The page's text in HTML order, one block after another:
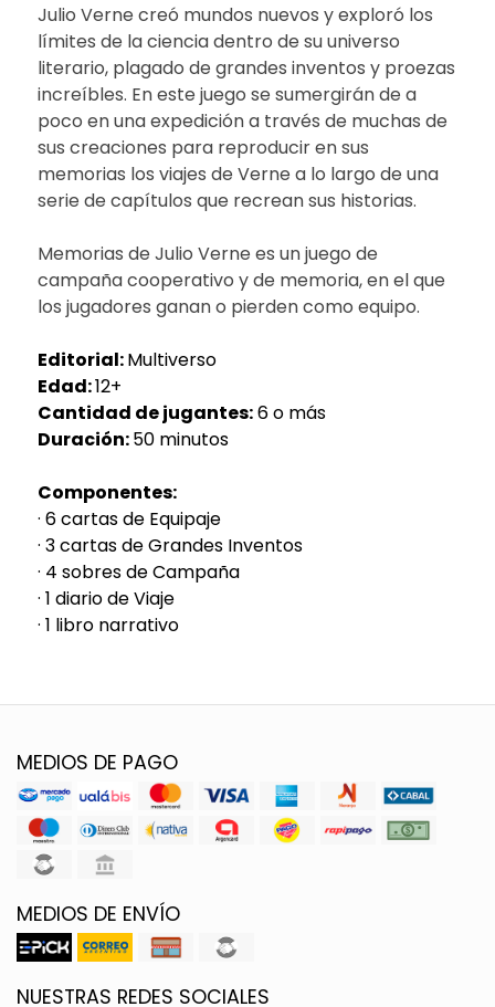
Julio Verne creó mundos nuevos y exploró los
límites de la ciencia dentro de su universo
literario, plagado de grandes inventos y proezas
increíbles. En este juego se sumergirán de a
poco en una expedición a través de muchas de
sus creaciones para reproducir en sus
memorias los viajes de Verne a lo largo de una
serie de capítulos que recrean sus historias.
Memorias de Julio Verne es un juego de
campaña cooperativo y de memoria, en el que
los jugadores ganan o pierden como equipo.
Editorial:Multiverso
Edad:12+
Cantidad de jugantes:6 o más
Duración:50 minutos
Componentes:
· 6 cartas de Equipaje
· 3 cartas de Grandes Inventos
· 4 sobres de Campaña
· 1 diario de Viaje
· 1 libro narrativo
MEDIOS DE PAGO
MEDIOS DE ENVÍO
NUESTRAS REDES SOCIALES